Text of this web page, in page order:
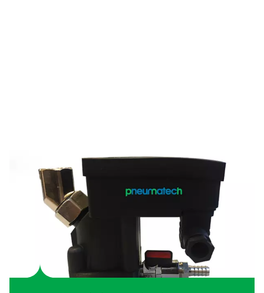
los sistemas de aire comprimido mediante una
detección avanzada. Se instalan en puntos críticos,
los secadores de aire, filtros o en el punto de uso,
proporcionar datos en tiempo real sobre los
humedad. Cuando el detector detecta un exceso
activa una alerta, lo que permite a los operarios tomar
inmediatas antes de que la humedad cause daños o
la producción. Algunos detectores utilizan sensores
capacitivos o resistivos para detectar la presencia de